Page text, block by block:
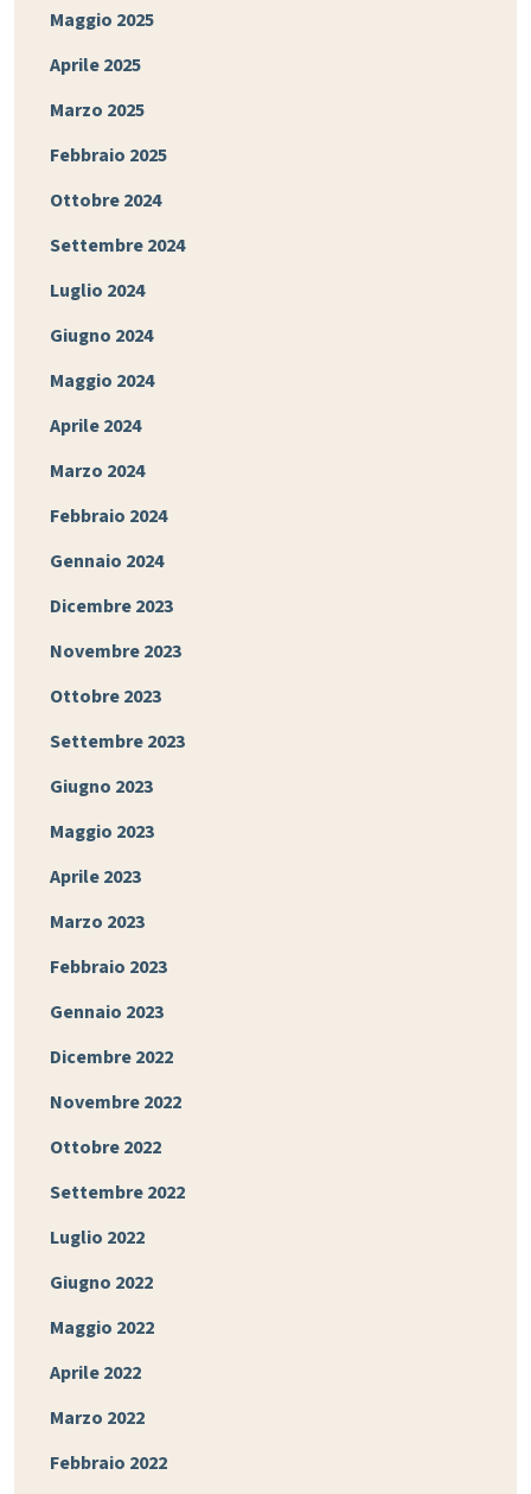
Maggio 2025
Aprile 2025
Marzo 2025
Febbraio 2025
Ottobre 2024
Settembre 2024
Luglio 2024
Giugno 2024
Maggio 2024
Aprile 2024
Marzo 2024
Febbraio 2024
Gennaio 2024
Dicembre 2023
Novembre 2023
Ottobre 2023
Settembre 2023
Giugno 2023
Maggio 2023
Aprile 2023
Marzo 2023
Febbraio 2023
Gennaio 2023
Dicembre 2022
Novembre 2022
Ottobre 2022
Settembre 2022
Luglio 2022
Giugno 2022
Maggio 2022
Aprile 2022
Marzo 2022
Febbraio 2022